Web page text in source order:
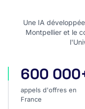
Une IA
Montpellier et le
appels d'offres
600
appels d'offres en
France